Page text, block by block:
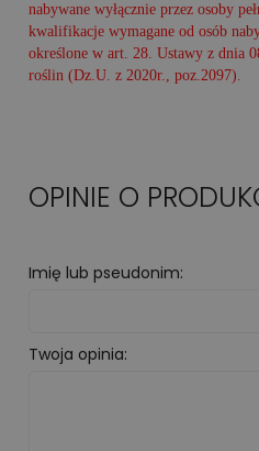
nabywane wyłącznie przez osoby
kwalifikacje wymagane od osób
określone w art. 28. Ustawy z dnia
roślin (Dz.U. z 2020r., poz.2097).
OPINIE O
Imię lub pseudonim:
Twoja opinia: